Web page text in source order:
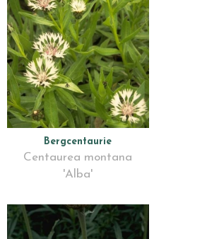
Bergcentaurie
Centaurea montana
'Alba'